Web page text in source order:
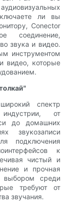
ли вы
Conector
соединение,
звука и видео.
инструментом
видео, которые
спектр
от
до домашних
звукозаписи
подключения
к
чистый и
и прочная
выбором среди
требуют от
звучания.